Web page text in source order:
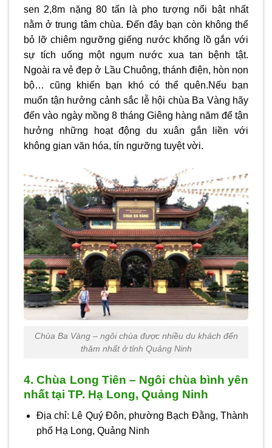
sen 2,8m nặng 80 tấn là pho tượng nổi bật nhất
nằm ở trung tâm chùa. Đến đây bạn còn không thể
bỏ lỡ chiêm ngưỡng giếng nước khổng lồ gắn với
sự tích uống một ngụm nước xua tan bệnh tật.
Ngoài ra vẻ đẹp ở Lầu Chuông, thánh điện, hòn non
bộ… cũng khiến bạn khó có thể quên.Nếu bạn
muốn tận hưởng cảnh sắc lễ hội chùa Ba Vàng hãy
đến vào ngày mồng 8 tháng Giêng hàng năm để tận
hưởng những hoạt động du xuân gắn liền với
không gian văn hóa, tín ngưỡng tuyệt vời.
Chùa Ba Vàng – ngôi chùa được nhiều du khách đến
thăm nhất ở tỉnh Quảng Ninh
4. Chùa Long Tiên – Ngôi chùa bình yên
nhất tại TP. Hạ Long, Quảng Ninh
Địa chỉ: Lê Quý Đôn, phường Bạch Đằng, Thành
phố Hạ Long, Quảng Ninh